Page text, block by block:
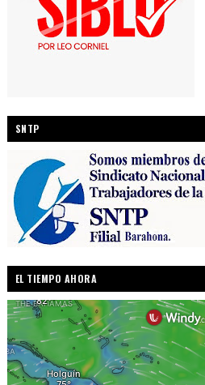
SNTP
EL TIEMPO AHORA